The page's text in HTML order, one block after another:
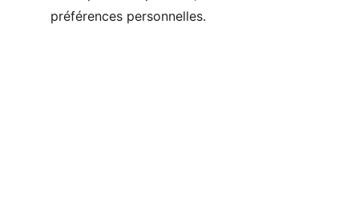
préférences personnelles.